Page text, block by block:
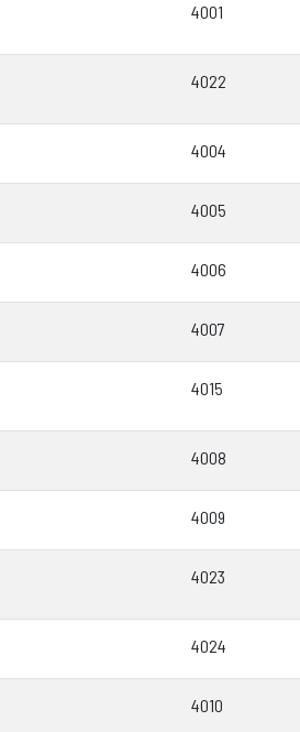
4001
4022
4004
4005
4006
4007
4015
4008
4009
4023
4024
4010